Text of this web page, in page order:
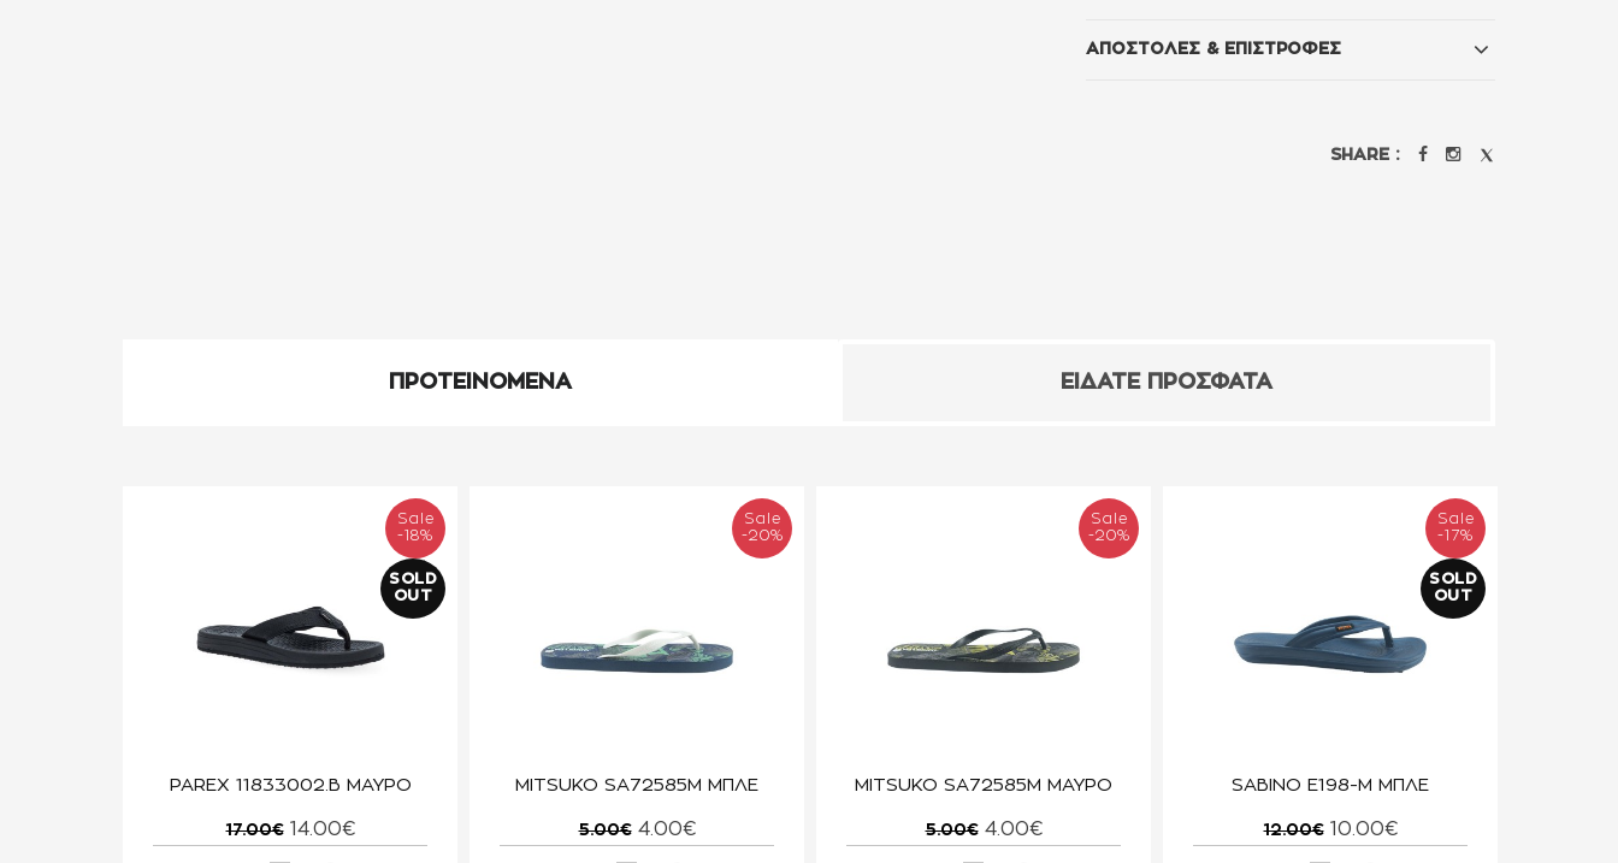
ΑΠΟΣΤΟΛΕΣ & ΕΠΙΣΤΡΟΦΕΣ
SHARE :
ΠΡΟΤΕΙΝΟΜΕΝΑ ΕΙΔΑΤΕ ΠΡΟΣΦΑΤΑ
Sale
-18%
SOLD
OUT
PAREX 11833002.B ΜΑΥΡΟ
17.00€ 14.00€
Sale
-20%
MITSUKO SA72585M ΜΠΛΕ
5.00€ 4.00€
Sale
-20%
MITSUKO SA72585M ΜΑΥΡΟ
5.00€ 4.00€
Sale
-17%
SOLD
OUT
SABINO E198-M ΜΠΛΕ
12.00€ 10.00€